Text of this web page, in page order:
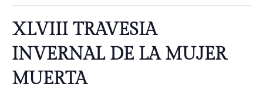
XLVIII TRAVESIA
INVERNAL DE LA MUJER
MUERTA